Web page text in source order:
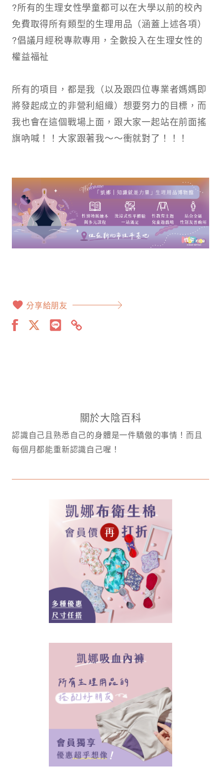
?所有的生理女性學童都可以在大學以前的校內
免費取得所有類型的生理用品（涵蓋上述各項）​
?倡議月經税專款專用，全數投入在生理女性的
權益福祉​
所有的項目，都是我（以及跟四位專業者媽媽即
將發起成立的非營利組織）想要努力的目標，而
我也會在這個戰場上面，跟大家一起站在前面搖
旗吶喊！！​大家跟著我～～衝就對了！！！
分享給朋友
關於大陰百科
認識自己且熟悉自己的身體是一件驕傲的事情！而且
每個月都能重新認識自己喔！